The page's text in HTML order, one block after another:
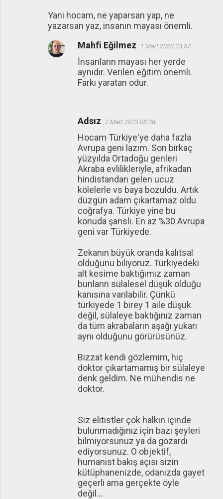
Yani hocam, ne yaparsan yap, ne
yazarsan yaz, insanın mayası önemli.
Mahfi Eğilmez
1 Mart 2023 23:57
İnsanların mayası her yerde
aynıdır. Verilen eğitim önemli.
Farkı yaratan odur.
Adsız 2 Mart 2023 08:38
Hocam Türkiye'ye daha fazla
Avrupa geni lazım. Son birkaç
yüzyılda Ortadoğu genleri
Akraba evlilikleriyle, afrikadan
hindistandan gelen ucuz
kölelerle vs baya bozuldu. Artık
düzgün adam çıkartamaz oldu
coğrafya. Türkiye yine bu
konuda şanslı. En az %30 Avrupa
geni var Türkiyede.
Zekanın büyük oranda kalıtsal
olduğunu biliyoruz. Türkiyedeki
alt kesime baktığımız zaman
bunların sülalesel düşük olduğu
kanısına varılabilir. Çünkü
türkiyede 1 birey 1 aile düşük
değil, sülaleye baktığınız zaman
da tüm akrabaların aşağı yukarı
aynı olduğunu görürüsünüz.
Bizzat kendi gözlemim, hiç
doktor çıkartamamış bir sülaleye
denk geldim. Ne mühendis ne
doktor.
Siz elitistler çok halkın içinde
bulunmadığınız için bazı şeyleri
bilmiyorsunuz ya da gözardı
ediyorsunuz. O objektif,
humanist bakış açısı sizin
kütüphanenizde, odanızda gayet
geçerli ama gerçekte öyle
değil...